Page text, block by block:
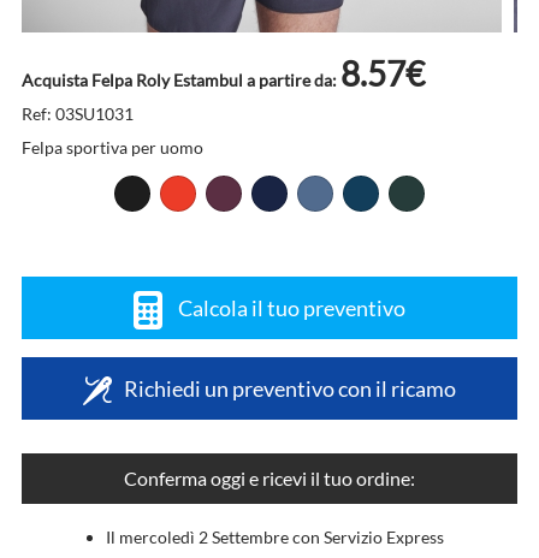
Acquista Felpa Roly Estambul a partire da: 8.57€
Ref: 03SU1031
Felpa sportiva per uomo
Calcola il tuo preventivo
Richiedi un preventivo con il ricamo
Conferma oggi e ricevi il tuo ordine:
Il mercoledì 2 Settembre con Servizio Express